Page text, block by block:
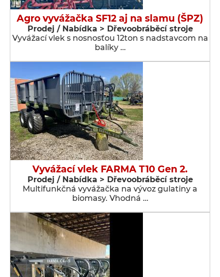
Agro vyvážačka SF12 aj na slamu (ŠPZ)
Prodej / Nabídka > Dřevoobráběcí stroje
Vyvážací vlek s nosnosťou 12ton s nadstavcom na
balíky …
Vyvážací vlek FARMA T10 Gen 2.
Prodej / Nabídka > Dřevoobráběcí stroje
Multifunkčná vyvážačka na vývoz gulatiny a
biomasy. Vhodná …